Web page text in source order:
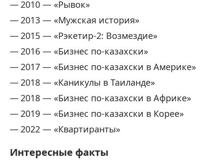
2010 — «Рывок»
2013 — «Мужская история»
2015 — «Рэкетир-2: Возмездие»
2016 — «Бизнес по-казахски»
2017 — «Бизнес по-казахски в Америке»
2018 — «Каникулы в Таиланде»
2018 — «Бизнес по-казахски в Африке»
2019 — «Бизнес по-казахски в Корее»
2022 — «Квартиранты»
Интересные факты